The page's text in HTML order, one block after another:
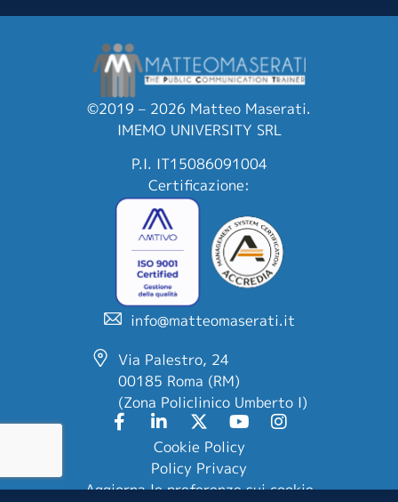
©2019 – 2026 Matteo Maserati.
IMEMO UNIVERSITY SRL
P.I. IT15086091004
info@matteomaserati.it
Via Palestro, 24
00185 Roma (RM)
(Zona Policlinico Umberto I)
Certificazione:
Cookie Policy
Policy Privacy
Aggiorna le preferenze sui cookie